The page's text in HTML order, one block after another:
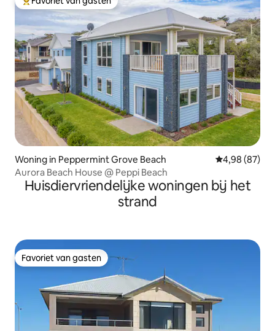
Topfavoriet van gasten
Woning in Peppermint Grove Beach Gemiddelde
4,98 (87)
Aurora Beach House @ Peppi Beach
Huisdiervriendelijke woningen bij het
strand
Favoriet van gasten
Favoriet van gasten